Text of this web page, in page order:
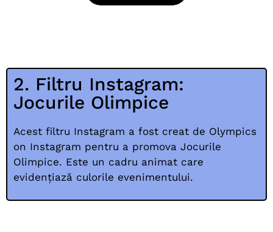
2. Filtru Instagram:
Jocurile Olimpice
Acest filtru Instagram a fost creat de Olympics
on Instagram pentru a promova Jocurile
Olimpice. Este un cadru animat care
evidențiază culorile evenimentului.